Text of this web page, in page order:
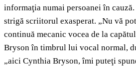
informaţia numai persoanei în
strigă scriitorul exasperat. „Nu vă
continuă mecanic vocea de la
Bryson în timbrul lui vocal normal,
„aici Cynthia Bryson, îmi puteţi